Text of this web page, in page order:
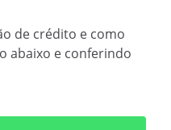
de crédito e como
abaixo e conferindo